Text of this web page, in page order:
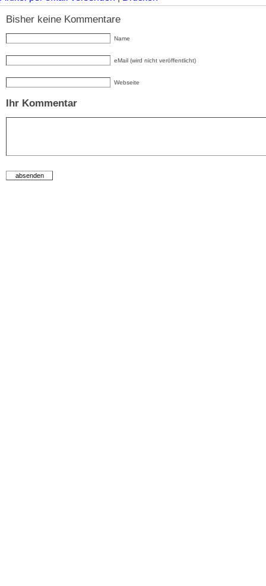
Bisher keine Kommentare
Name
eMail (wird nicht veröffentlicht)
Webseite
Ihr Kommentar